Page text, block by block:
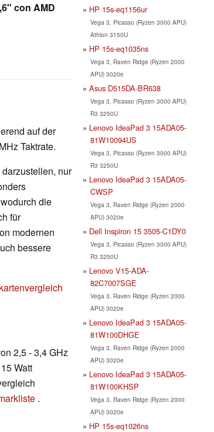
con AMD
auf der
Taktrate.
nur
die
für
modernen
bessere
2,5 - 3,4 GHz
Watt
.
HP 15s-eq1156ur
Vega 3, Picasso (Ryzen 3000 APU)
Athlon 3150U
HP 15s-eq1035ns
Vega 3, Raven Ridge (Ryzen 2000
APU) 3020e
Asus D515DA-BR638
Vega 3, Picasso (Ryzen 3000 APU)
R3 3250U
Lenovo IdeaPad 3 15ADA05-
81W10094US
Vega 3, Picasso (Ryzen 3000 APU)
R3 3250U
Lenovo IdeaPad 3 15ADA05-
CWSP
Vega 3, Raven Ridge (Ryzen 2000
APU) 3020e
Dell Inspiron 15 3505-C1DY0
Vega 3, Picasso (Ryzen 3000 APU)
R3 3250U
Lenovo V15-ADA-
82C7007SGE
Vega 3, Raven Ridge (Ryzen 2000
APU) 3020e
Lenovo IdeaPad 3 15ADA05-
81W100DHGE
Vega 3, Raven Ridge (Ryzen 2000
APU) 3020e
Lenovo IdeaPad 3 15ADA05-
81W100KHSP
Vega 3, Raven Ridge (Ryzen 2000
APU) 3020e
HP 15s-eq1026ns